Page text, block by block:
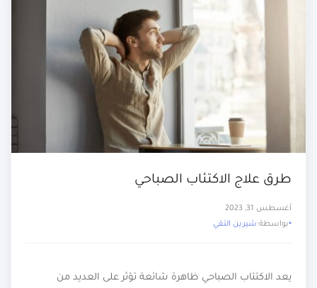
طرق علاج الاكتئاب الصباحي
أغسطس 31, 2023
بواسطة:شيرين التقي
يعد الاكتئاب الصباحي ظاهرة شائعة تؤثر على العديد من